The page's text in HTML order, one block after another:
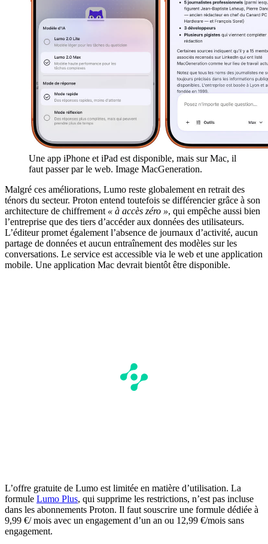
Une app iPhone et iPad est disponible, mais sur Mac, il
faut passer par le web. Image MacGeneration.
Malgré ces améliorations, Lumo reste globalement en retrait des
ténors du secteur. Proton entend toutefois se différencier grâce à son
architecture de chiffrement « à accès zéro », qui empêche aussi bien
l’entreprise que des tiers d’accéder aux données des utilisateurs.
L’éditeur promet également l’absence de journaux d’activité, aucun
partage de données et aucun entraînement des modèles sur les
conversations. Le service est accessible via le web et une application
mobile. Une application Mac devrait bientôt être disponible.
L’offre gratuite de Lumo est limitée en matière d’utilisation. La
formule Lumo Plus, qui supprime les restrictions, n’est pas incluse
dans les abonnements Proton. Il faut souscrire une formule dédiée à
9,99 €/ mois avec un engagement d’un an ou 12,99 €/mois sans
engagement.